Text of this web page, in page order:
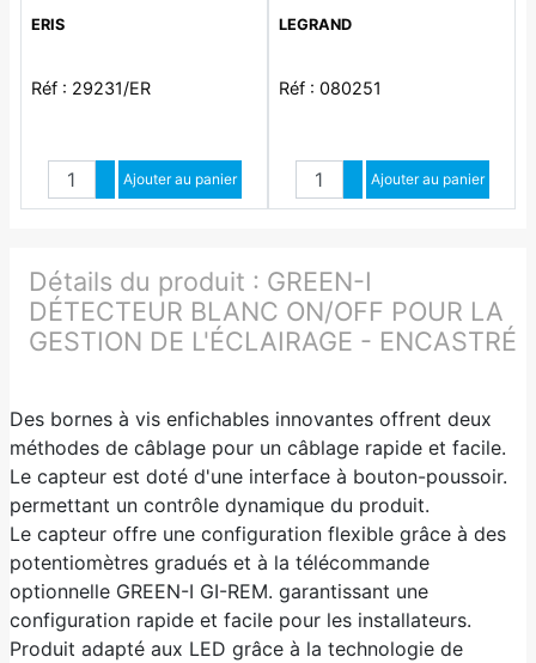
ERIS
Réf : 29231/ER
Quantité
Augmenter quantité
Diminuer quantité
Ajouter au panier
LEGRAND
Réf : 080251
Quantité
Augmenter quantité
Diminuer quantité
Ajouter au panier
Détails du produit : GREEN-I
DÉTECTEUR BLANC ON/OFF POUR LA
GESTION DE L'ÉCLAIRAGE - ENCASTRÉ
Des bornes à vis enfichables innovantes offrent deux
méthodes de câblage pour un câblage rapide et facile.
Le capteur est doté d'une interface à bouton-poussoir.
permettant un contrôle dynamique du produit.
Le capteur offre une configuration flexible grâce à des
potentiomètres gradués et à la télécommande
optionnelle GREEN-I GI-REM. garantissant une
configuration rapide et facile pour les installateurs.
Produit adapté aux LED grâce à la technologie de